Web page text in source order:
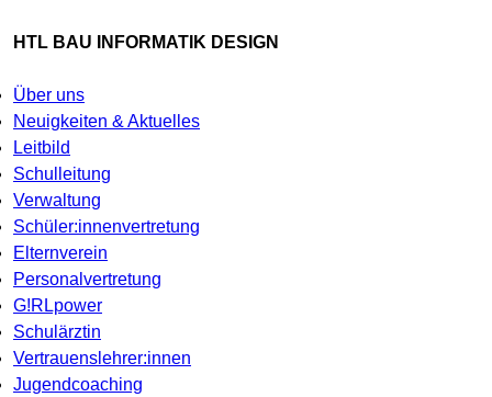
HTL BAU INFORMATIK DESIGN
Über uns
Neuigkeiten & Aktuelles
Leitbild
Schulleitung
Verwaltung
Schüler:innenvertretung
Elternverein
Personalvertretung
G!RLpower
Schulärztin
Vertrauenslehrer:innen
Jugendcoaching